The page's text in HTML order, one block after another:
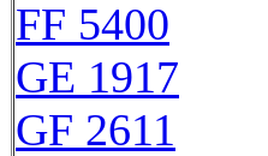
FF 5400
GE 1917
GF 2611